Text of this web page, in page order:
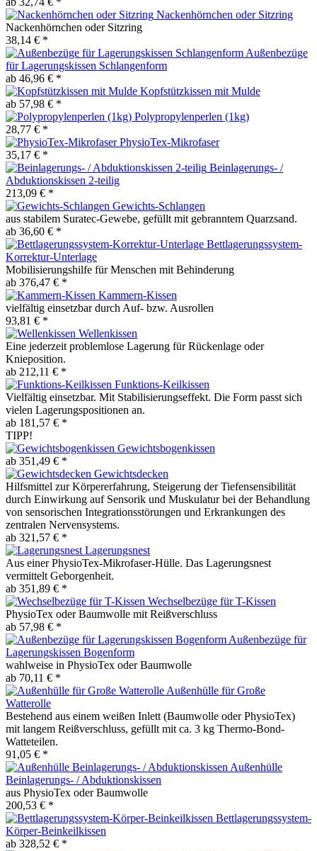
Nackenhörnchen oder Sitzring
Nackenhörnchen oder Sitzring
38,14 € *
Außenbezüge
für Lagerungskissen Schlangenform
ab 46,96 € *
Kopfstützkissen mit Mulde
ab 57,98 € *
Polypropylenperlen (1kg)
28,77 € *
PhysioTex-Mikrofaser
35,17 € *
Beinlagerungs- /
Abduktionskissen 2-teilig
213,09 € *
Gewichts-Schlangen
aus stabilem Suratec-Gewebe, gefüllt mit gebranntem Quarzsand.
ab 36,60 € *
Bettlagerungssystem-
Korrektur-Unterlage
Mobilisierungshilfe für Menschen mit Behinderung
ab 376,47 € *
Kammern-Kissen
vielfältig einsetzbar durch Auf- bzw. Ausrollen
93,81 € *
Wellenkissen
Eine jederzeit problemlose Lagerung für Rückenlage oder
Knieposition.
ab 212,11 € *
Funktions-Keilkissen
Vielfältig einsetzbar. Mit Stabilisierungseffekt. Die Form passt sich
vielen Lagerungspositionen an.
ab 181,57 € *
TIPP!
Gewichtsbogenkissen
ab 351,49 € *
Gewichtsdecken
Hilfsmittel zur Körpererfahrung, Steigerung der Tiefensensibilität
durch Einwirkung auf Sensorik und Muskulatur bei der Behandlung
von sensorischen Integrationsstörungen und Erkrankungen des
zentralen Nervensystems.
ab 321,57 € *
Lagerungsnest
Aus einer PhysioTex-Mikrofaser-Hülle. Das Lagerungsnest
vermittelt Geborgenheit.
ab 351,89 € *
Wechselbezüge für T-Kissen
PhysioTex oder Baumwolle mit Reißverschluss
ab 57,98 € *
Außenbezüge für
Lagerungskissen Bogenform
wahlweise in PhysioTex oder Baumwolle
ab 70,11 € *
Außenhülle für Große
Watterolle
Bestehend aus einem weißen Inlett (Baumwolle oder PhysioTex)
mit langem Reißverschluss, gefüllt mit ca. 3 kg Thermo-Bond-
Watteteilen.
91,05 € *
Außenhülle
Beinlagerungs- / Abduktionskissen
aus PhysioTex oder Baumwolle
200,53 € *
Bettlagerungssystem-
Körper-Beinkeilkissen
ab 328,52 € *